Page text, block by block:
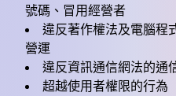
號碼、冒用經營者
違反著作權法及電腦程
營運
違反資訊通信網法的通
超越使用者權限的行為